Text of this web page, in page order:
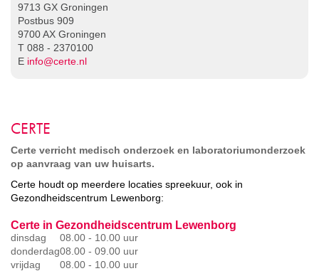
9713 GX Groningen
Postbus 909
9700 AX Groningen
T 088 - 2370100
E info@certe.nl
CERTE
Certe verricht medisch onderzoek en laboratoriumonderzoek
op aanvraag van uw huisarts.
Certe houdt op meerdere locaties spreekuur, ook in
Gezondheidscentrum Lewenborg:
Certe in Gezondheidscentrum Lewenborg
dinsdag
08.00 - 10.00 uur
donderdag08.00 - 09.00 uur
vrijdag
08.00 - 10.00 uur